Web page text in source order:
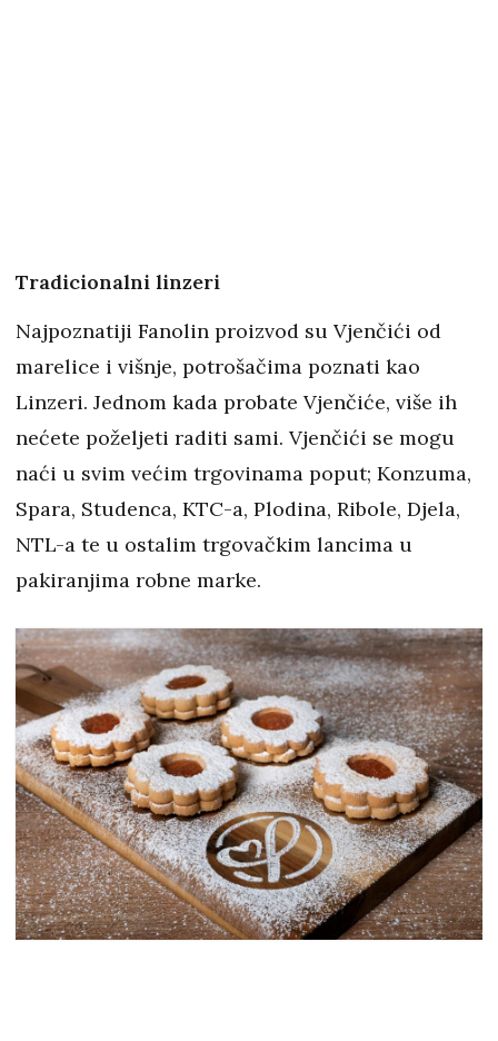
Tradicionalni linzeri
Najpoznatiji Fanolin proizvod su Vjenčići od
marelice i višnje, potrošačima poznati kao
Linzeri. Jednom kada probate Vjenčiće, više ih
nećete poželjeti raditi sami. Vjenčići se mogu
naći u svim većim trgovinama poput; Konzuma,
Spara, Studenca, KTC-a, Plodina, Ribole, Djela,
NTL-a te u ostalim trgovačkim lancima u
pakiranjima robne marke.